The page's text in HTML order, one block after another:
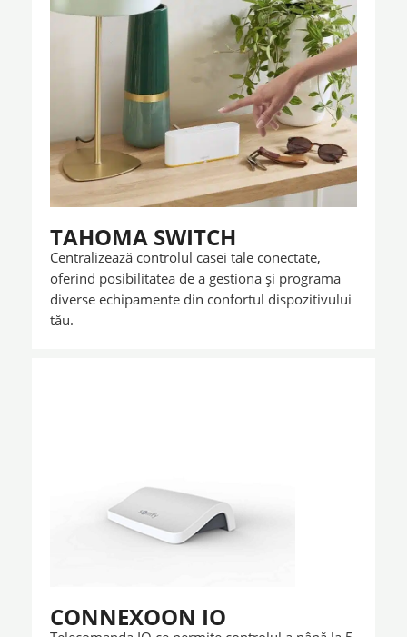
TAHOMA SWITCH
Centralizează controlul casei tale conectate,
oferind posibilitatea de a gestiona și programa
diverse echipamente din confortul dispozitivului
tău.
CONNEXOON IO